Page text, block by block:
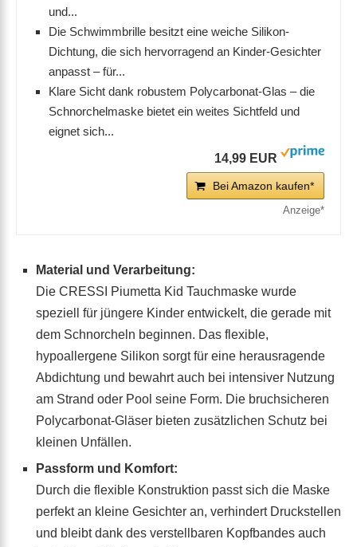
und...
Die Schwimmbrille besitzt eine weiche Silikon-
Dichtung, die sich hervorragend an Kinder-Gesichter
anpasst – für...
Klare Sicht dank robustem Polycarbonat-Glas – die
Schnorchelmaske bietet ein weites Sichtfeld und
eignet sich...
14,99 EUR
Bei Amazon kaufen*
Material und Verarbeitung:
Die CRESSI Piumetta Kid Tauchmaske wurde
speziell für jüngere Kinder entwickelt, die gerade mit
dem Schnorcheln beginnen. Das flexible,
hypoallergene Silikon sorgt für eine herausragende
Abdichtung und bewahrt auch bei intensiver Nutzung
am Strand oder Pool seine Form. Die bruchsicheren
Polycarbonat-Gläser bieten zusätzlichen Schutz bei
kleinen Unfällen.
Passform und Komfort:
Durch die flexible Konstruktion passt sich die Maske
perfekt an kleine Gesichter an, verhindert Druckstellen
und bleibt dank des verstellbaren Kopfbandes auch